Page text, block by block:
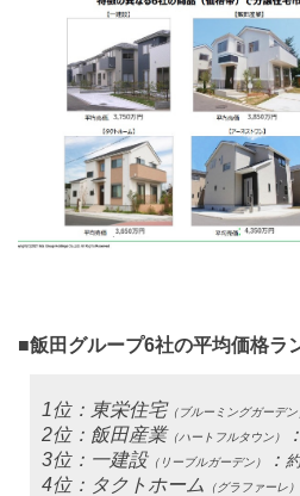
■飯田グループ6社の平均価格ラ
1位：東栄住宅（ブルーミングガーデン
2位：飯田産業 （ハートフルタウン） ：
3位：一建設（リーブルガーデン） ：
4位：タクトホーム （グラファーレ）